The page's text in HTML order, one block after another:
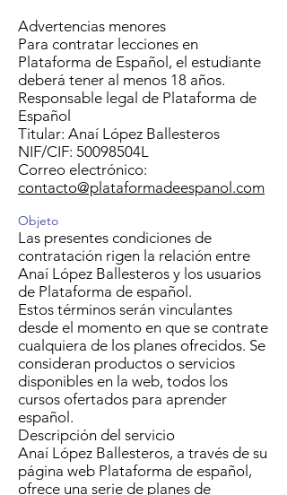
Advertencias menores
Para contratar lecciones en
Plataforma de Español, el estudiante
deberá tener al menos 18 años.
Responsable legal de Plataforma de
Español
Titular: Anaí López Ballesteros
NIF/CIF: 50098504L
Correo electrónico:
contacto@plataformadeespanol.com
Objeto
Las presentes condiciones de
contratación rigen la relación entre
Anaí López Ballesteros y los usuarios
de Plataforma de español.
Estos términos serán vinculantes
desde el momento en que se contrate
cualquiera de los planes ofrecidos. Se
consideran productos o servicios
disponibles en la web, todos los
cursos ofertados para aprender
español.
Descripción del servicio
Anaí López Ballesteros, a través de su
página web Plataforma de español,
ofrece una serie de planes de